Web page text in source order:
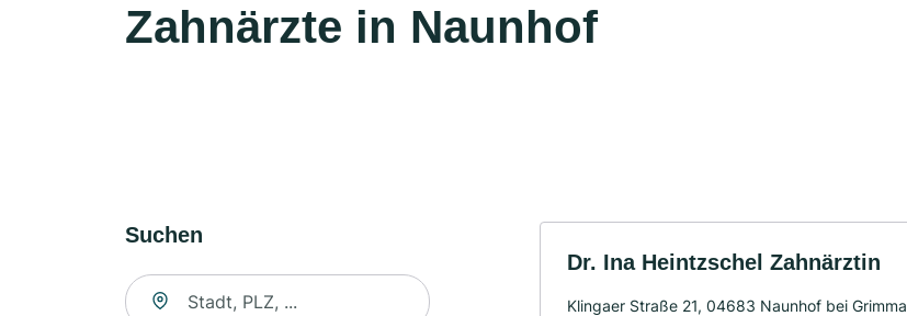
Zahnärzte in Naunhof
Suchen
Suche nach Ort
Dr. Ina Heintzschel Zahnärztin
Klingaer Straße 21, 04683 Naunhof bei Grimma